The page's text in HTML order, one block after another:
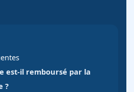
est-il remboursé par la
?